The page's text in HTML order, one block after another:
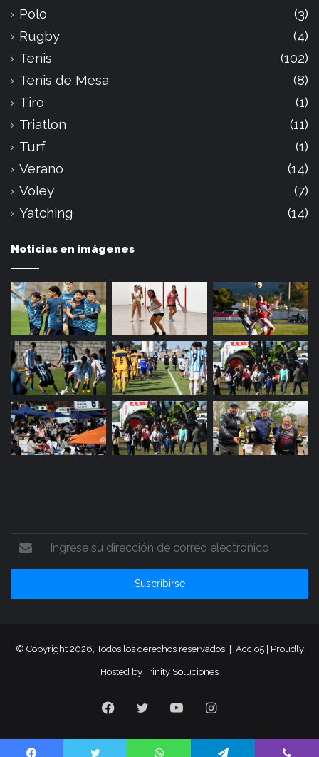
Polo
(3)
Rugby
(4)
Tenis
(102)
Tenis de Mesa
(8)
Tiro
(1)
Triatlon
(11)
Turf
(1)
Verano
(14)
Voley
(7)
Yatching
(14)
Noticias en imágenes
Ingrese
su
dirección
correo
© Copyright 2026, Todos los derechos reservados | Accio5| Proudly
Hosted byTrinity Soluciones
Facebook
Twitter YouTubeInstagram